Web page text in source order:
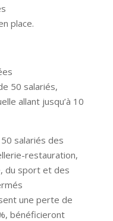
place.
50 salariés,
allant jusqu’à 10
salariés des
restauration,
du sport et des
une perte de
bénéficieront